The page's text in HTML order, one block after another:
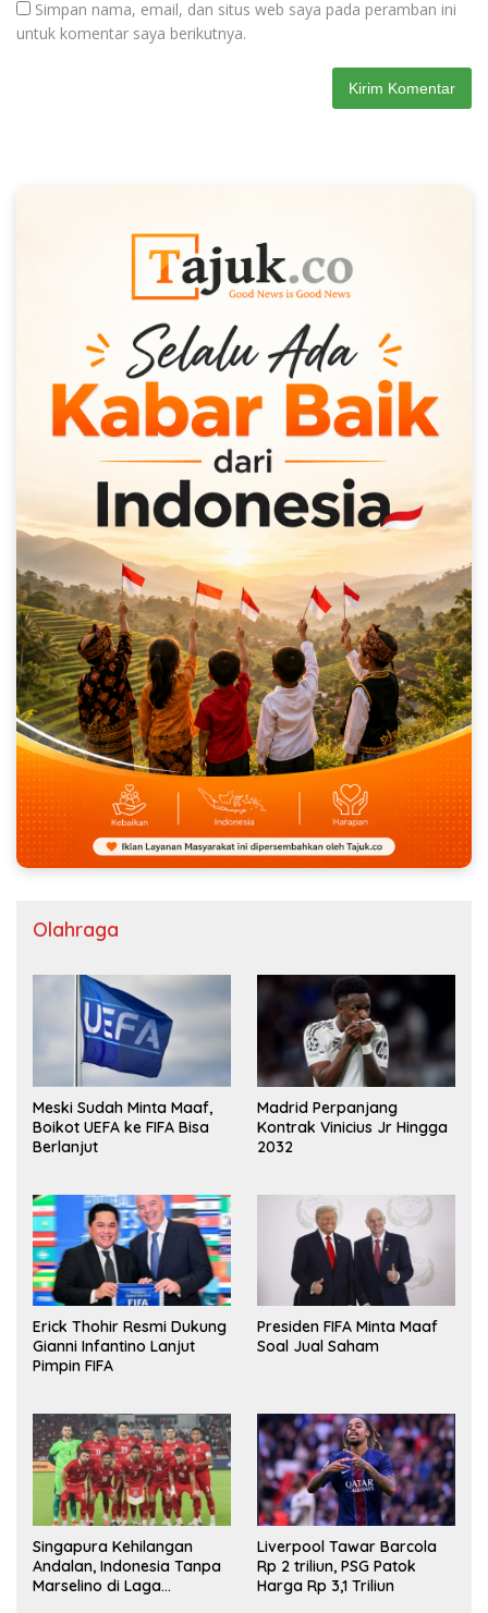
Simpan nama, email, dan situs web saya pada peramban ini
untuk komentar saya berikutnya.
Olahraga
Meski Sudah Minta Maaf,
Boikot UEFA ke FIFA Bisa
Berlanjut
Madrid Perpanjang
Kontrak Vinicius Jr Hingga
2032
Erick Thohir Resmi Dukung
Gianni Infantino Lanjut
Pimpin FIFA
Presiden FIFA Minta Maaf
Soal Jual Saham
Singapura Kehilangan
Andalan, Indonesia Tanpa
Marselino di Laga
Liverpool Tawar Barcola
Rp 2 triliun, PSG Patok
Harga Rp 3,1 Triliun